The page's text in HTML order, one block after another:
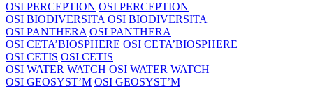
OSI PERCEPTION OSI PERCEPTION
OSI BIODIVERSITA OSI BIODIVERSITA
OSI PANTHERA OSI PANTHERA
OSI CETA’BIOSPHERE OSI CETA’BIOSPHERE
OSI CETIS OSI CETIS
OSI WATER WATCH OSI WATER WATCH
OSI GEOSYST’M OSI GEOSYST’M